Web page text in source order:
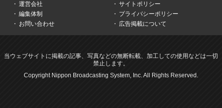
運営会社
サイトポリシー
編集体制
プライバシーポリシー
お問い合わせ
広告掲載について
当ウェブサイトに掲載の記事、写真などの無断転載、加工しての使用などは一切
禁止します。
Copyright Nippon Broadcasting System, Inc. All Rights Reserved.